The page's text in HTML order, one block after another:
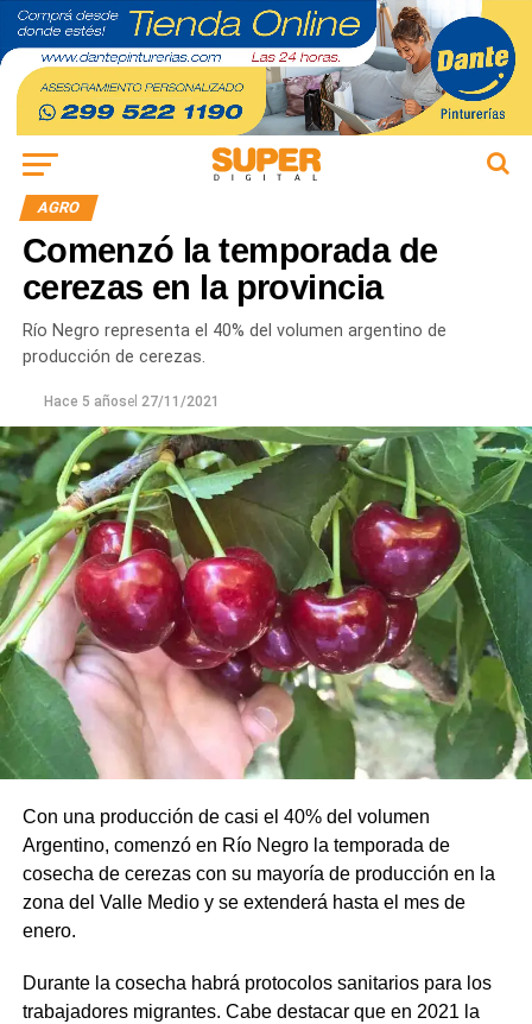
AGRO
Comenzó la temporada de
cerezas en la provincia
Río Negro representa el 40% del volumen argentino de
producción de cerezas.
Hace 5 añosel 27/11/2021
Con una producción de casi el 40% del volumen
Argentino, comenzó en Río Negro la temporada de
cosecha de cerezas con su mayoría de producción en la
zona del Valle Medio y se extenderá hasta el mes de
enero.
Durante la cosecha habrá protocolos sanitarios para los
trabajadores migrantes. Cabe destacar que en 2021 la